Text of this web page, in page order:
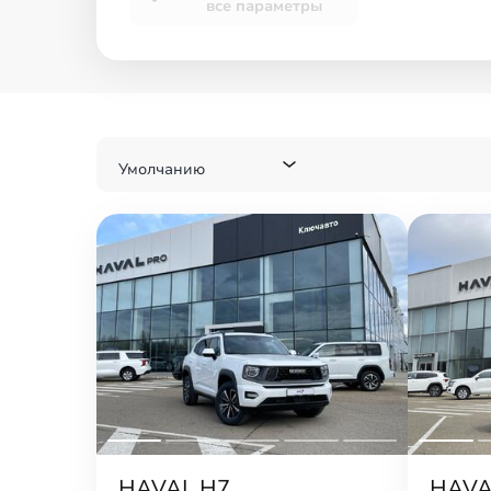
все параметры
Умолчанию